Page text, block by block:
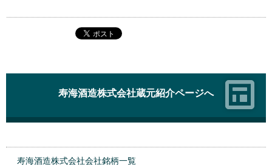
寿海酒造株式会社蔵元紹介ページへ
寿海酒造株式会社会社銘柄一覧